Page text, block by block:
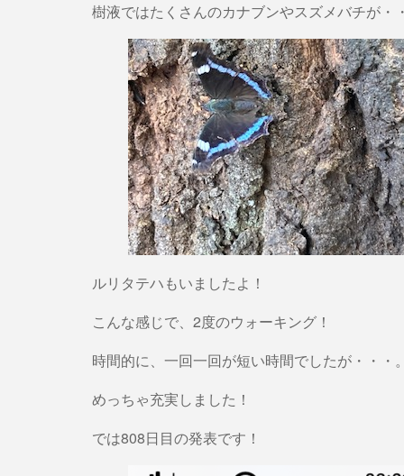
樹液ではたくさんのカナブンやスズメバチが・
ルリタテハもいましたよ！
こんな感じで、2度のウォーキング！
時間的に、一回一回が短い時間でしたが・・・
めっちゃ充実しました！
では808日目の発表です！